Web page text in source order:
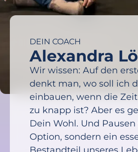
DEIN COACH
Alexandra
Wir wissen: Auf den
denkt man, wo soll ich
einbauen, wenn die
zu knapp ist? Aber es
Dein Wohl. Und
Option, sondern ein